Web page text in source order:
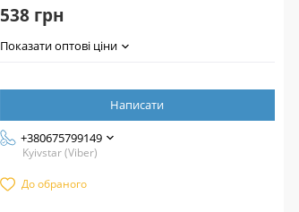
538 грн
Показати оптові ціни
Написати
+380675799149
Kyivstar (Viber)
До обраного